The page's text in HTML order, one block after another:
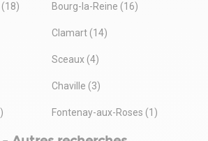
Bourg-la-Reine (16)
Clamart (14)
Sceaux (4)
Chaville (3)
Fontenay-aux-Roses (1)